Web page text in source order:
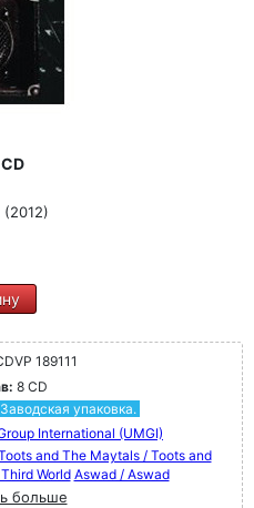
(2012)
189111
8 CD
упаковка.
International (UMGI)
and The Maytals / Toots and
World Aswad / Aswad
больше